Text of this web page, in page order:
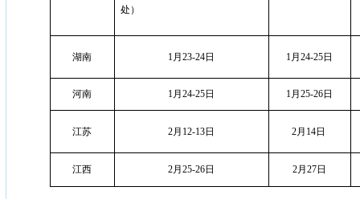
处）
湖南 1月23-24日 1月24-25日
河南 1月24-25日 1月25-26日
江苏 2月12-13日 2月14日
江西 2月25-26日 2月27日